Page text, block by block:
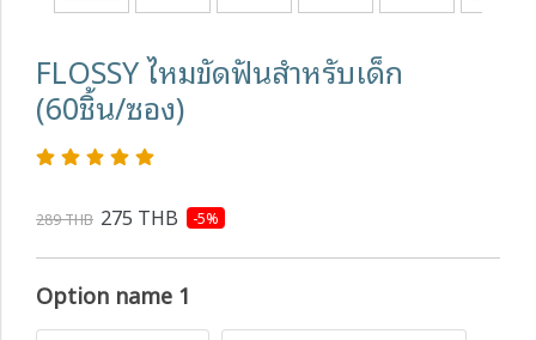
FLOSSY ไหมขัดฟันสำหรับเด็ก
(60ชิ้น/ซอง)
289 THB 275 THB -5%
Option name 1